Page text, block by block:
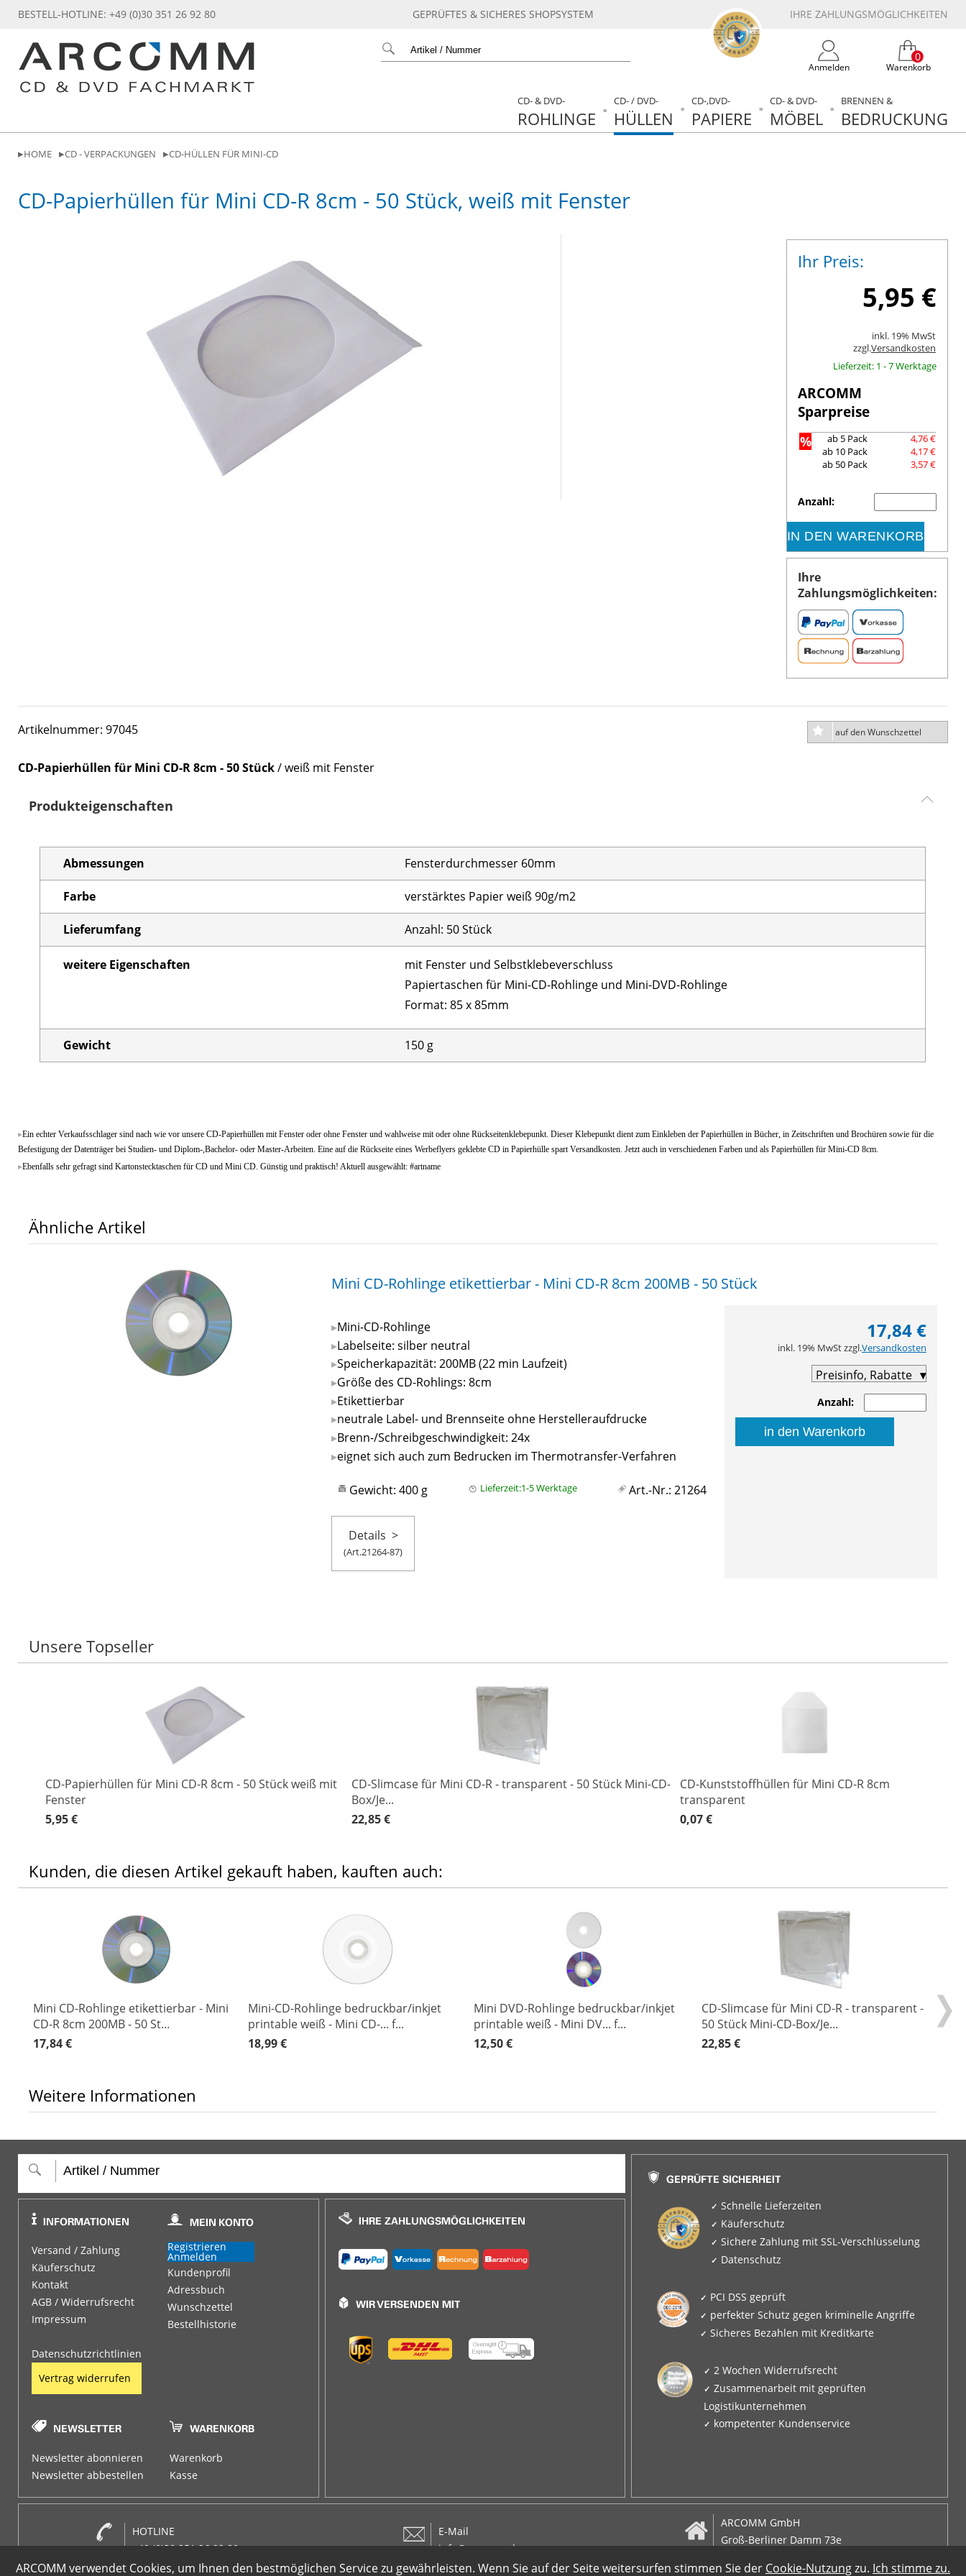
ARCOMM verwendet Cookies, um Ihnen den bestmöglichen Service zu gewährleisten. Wenn Sie auf der Seite weitersurfen stimmen Sie der Cookie-Nutzungzu. Ich stimme zu.
BESTELL-HOTLINE: +49 (0)30 351 26 92 80 GEPRÜFTES & SICHERES SHOPSYSTEM IHRE ZAHLUNGSMÖGLICHKEITEN
0
Warenkorb
Anmelden
CD- & DVD-
ROHLINGE
CD- / DVD-
HÜLLEN
CD-,DVD-
PAPIERE
CD- & DVD-
MÖBEL
BRENNEN &
BEDRUCKUNG
HOME CD - VERPACKUNGEN CD-HÜLLEN FÜR MINI-CD
CD-Papierhüllen für Mini CD-R 8cm - 50 Stück, weiß mit Fenster
Ihr Preis:
5,95 €
inkl. 19% MwSt
zzgl.Versandkosten
Lieferzeit: 1 - 7 Werktage
ARCOMM
Sparpreise
% ab 5 Pack
4,76 €
ab 10 Pack
4,17 €
ab 50 Pack
3,57 €
Anzahl:
IN DEN WARENKORB
Ihre
Zahlungsmöglichkeiten:
Artikelnummer: 97045 auf den Wunschzettel
CD-Papierhüllen für Mini CD-R 8cm - 50 Stück/ weiß mit Fenster
Produkteigenschaften
Abmessungen Fensterdurchmesser 60mm
Farbe verstärktes Papier weiß 90g/m2
Lieferumfang Anzahl: 50 Stück
weitere Eigenschaften
mit Fenster und Selbstklebeverschluss
Papiertaschen für Mini-CD-Rohlinge und Mini-DVD-Rohlinge
Format: 85 x 85mm
Gewicht 150 g
Ein echter Verkaufsschlager sind nach wie vor unsere CD-Papierhüllen mit Fenster oder ohne Fenster und wahlweise mit oder ohne Rückseitenklebepunkt. Dieser Klebepunkt dient zum Einkleben der Papierhüllen in Bücher, in Zeitschriften und Brochüren sowie für die
Befestigung der Datenträger bei Studien- und Diplom-,Bachelor- oder Master-Arbeiten. Eine auf die Rückseite eines Werbeflyers geklebte CD in Papierhülle spart Versandkosten. Jetzt auch in verschiedenen Farben und als Papierhüllen für Mini-CD 8cm.
Ebenfalls sehr gefragt sind Kartonstecktaschen für CD und Mini CD. Günstig und praktisch! Aktuell ausgewählt: #artname
Ähnliche Artikel
Mini CD-Rohlinge etikettierbar - Mini CD-R 8cm 200MB - 50 Stück
Mini-CD-Rohlinge
Labelseite: silber neutral
Speicherkapazität: 200MB (22 min Laufzeit)
Größe des CD-Rohlings: 8cm
Etikettierbar
neutrale Label- und Brennseite ohne Herstelleraufdrucke
Brenn-/Schreibgeschwindigkeit: 24x
eignet sich auch zum Bedrucken im Thermotransfer-Verfahren
Gewicht: 400 g Lieferzeit:1-5 Werktage Art.-Nr.: 21264
Details >
(Art.21264-87)
17,84 €
inkl. 19% MwSt zzgl.Versandkosten
Preisinfo, Rabatte
Anzahl:
in den Warenkorb
Unsere Topseller
CD-Papierhüllen für Mini CD-R 8cm - 50 Stück weiß mit
Fenster
5,95 €
CD-Slimcase für Mini CD-R - transparent - 50 Stück Mini-CD-
Box/Je...
22,85 €
CD-Kunststoffhüllen für Mini CD-R 8cm
transparent
0,07 €
Kunden, die diesen Artikel gekauft haben, kauften auch:
Mini CD-Rohlinge etikettierbar - Mini
CD-R 8cm 200MB - 50 St...
17,84 €
Mini-CD-Rohlinge bedruckbar/inkjet
printable weiß - Mini CD-... f...
18,99 €
Mini DVD-Rohlinge bedruckbar/inkjet
printable weiß - Mini DV... f...
12,50 €
CD-Slimcase für Mini CD-R - transparent -
50 Stück Mini-CD-Box/Je...
22,85 €
Weitere Informationen
Versand / Zahlung
Käuferschutz
Kontakt
AGB / Widerrufsrecht
Impressum
Datenschutzrichtlinien
Vertrag widerrufen
Registrieren
Anmelden
Kundenprofil
Adressbuch
Wunschzettel
Bestellhistorie
Newsletter abonnieren
Newsletter abbestellen
Warenkorb
Kasse
Schnelle Lieferzeiten
Käuferschutz
Sichere Zahlung mit SSL-Verschlüsselung
Datenschutz
PCI DSS geprüft
perfekter Schutz gegen kriminelle Angriffe
Sicheres Bezahlen mit Kreditkarte
2 Wochen Widerrufsrecht
Zusammenarbeit mit geprüften
Logistikunternehmen
kompetenter Kundenservice
HOTLINE
+49 (0)30 351 26 92 80
E-Mail
info@arcomm.de
ARCOMM GmbH
Groß-Berliner Damm 73e